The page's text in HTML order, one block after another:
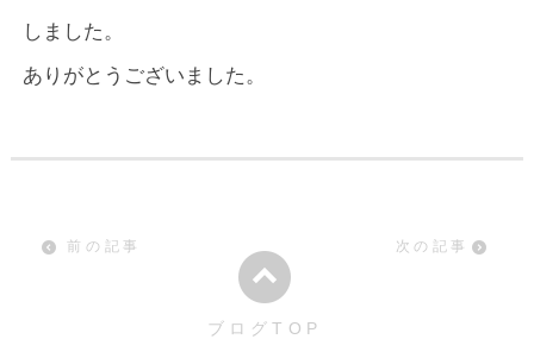
しました。
ありがとうございました。
前の記事
ブログTOP
次の記事